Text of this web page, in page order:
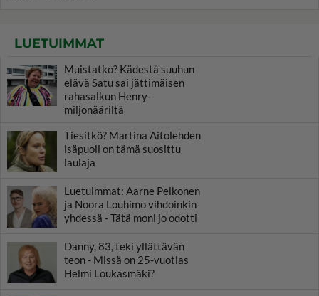
LUETUIMMAT
Muistatko? Kädestä suuhun
elävä Satu sai jättimäisen
rahasalkun Henry-
miljonääriltä
Tiesitkö? Martina Aitolehden
isäpuoli on tämä suosittu
laulaja
Luetuimmat: Aarne Pelkonen
ja Noora Louhimo vihdoinkin
yhdessä - Tätä moni jo odotti
Danny, 83, teki yllättävän
teon - Missä on 25-vuotias
Helmi Loukasmäki?